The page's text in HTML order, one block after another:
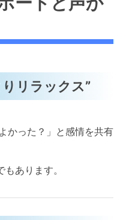
リラックス”
かった？」と感情を共有
あります。